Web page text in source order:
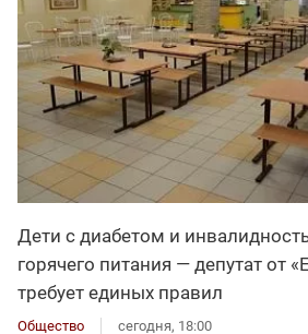
Дети с диабетом и
горячего питания — депутат от
требует единых правил
Общество сегодня, 18:00